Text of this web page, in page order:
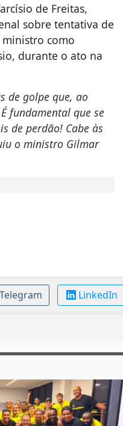
de Freitas,
sobre tentativa de
como
durante o ato na
de golpe que, ao
fundamental que se
de perdão! Cabe às
o ministro Gilmar
Telegram LinkedIn